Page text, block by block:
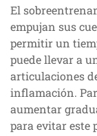
El
empujan sus
permitir un
puede llevar a
articulaciones
inflamación.
aumentar
para evitar este